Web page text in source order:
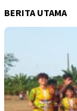
BERITA UTAMA